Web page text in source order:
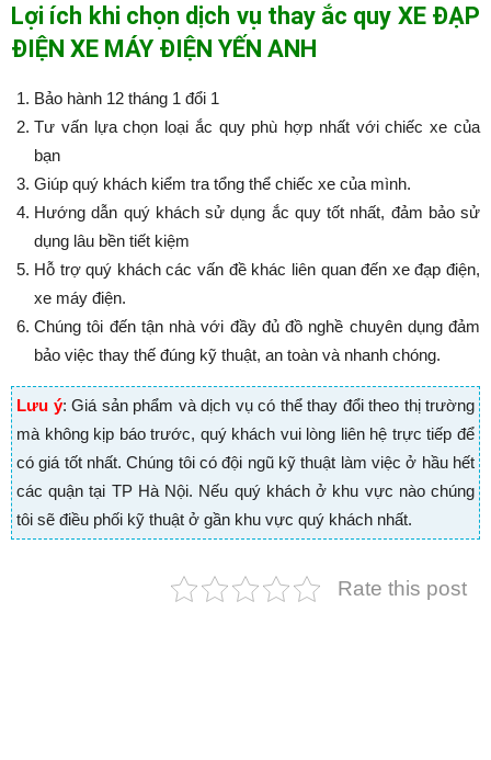
Lợi ích khi chọn dịch vụ thay ắc quy XE ĐẠP
ĐIỆN XE MÁY ĐIỆN YẾN ANH
Bảo hành 12 tháng 1 đổi 1
Tư vấn lựa chọn loại ắc quy phù hợp nhất với chiếc xe của
bạn
Giúp quý khách kiểm tra tổng thể chiếc xe của mình.
Hướng dẫn quý khách sử dụng ắc quy tốt nhất, đảm bảo sử
dụng lâu bền tiết kiệm
Hỗ trợ quý khách các vấn đề khác liên quan đến xe đạp điện,
xe máy điện.
Chúng tôi đến tận nhà với đầy đủ đồ nghề chuyên dụng đảm
bảo việc thay thế đúng kỹ thuật, an toàn và nhanh chóng.
Lưu ý: Giá sản phẩm và dịch vụ có thể thay đổi theo thị trường
mà không kịp báo trước, quý khách vui lòng liên hệ trực tiếp để
có giá tốt nhất. Chúng tôi có đội ngũ kỹ thuật làm việc ở hầu hết
các quận tại TP Hà Nội. Nếu quý khách ở khu vực nào chúng
tôi sẽ điều phối kỹ thuật ở gần khu vực quý khách nhất.
Rate this post